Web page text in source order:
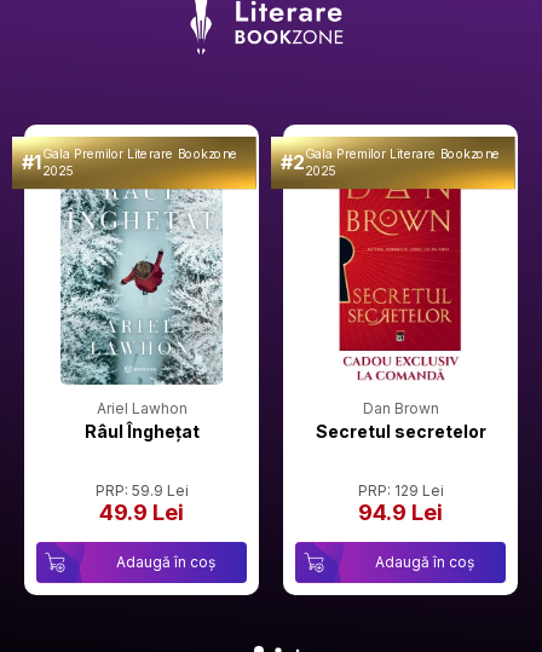
#1Gala Premilor Literare Bookzone
2025
Ariel Lawhon
Râul Înghețat
PRP: 59.9 Lei
49.9 Lei
Adaugă în coș
#2Gala Premilor Literare Bookzone
2025
Dan Brown
Secretul secretelor
PRP: 129 Lei
94.9 Lei
Adaugă în coș